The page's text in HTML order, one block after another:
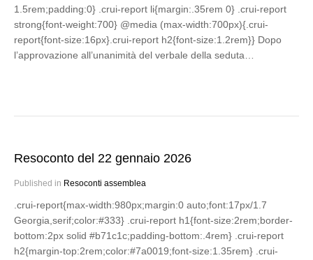
1.5rem;padding:0} .crui-report li{margin:.35rem 0} .crui-report
strong{font-weight:700} @media (max-width:700px){.crui-
report{font-size:16px}.crui-report h2{font-size:1.2rem}} Dopo
l’approvazione all’unanimità del verbale della seduta…
Resoconto del 22 gennaio 2026
Published in Resoconti assemblea
.crui-report{max-width:980px;margin:0 auto;font:17px/1.7
Georgia,serif;color:#333} .crui-report h1{font-size:2rem;border-
bottom:2px solid #b71c1c;padding-bottom:.4rem} .crui-report
h2{margin-top:2rem;color:#7a0019;font-size:1.35rem} .crui-